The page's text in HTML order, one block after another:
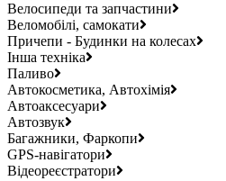
Велосипеди та запчастини
Веломобілі, самокати
Причепи - Будинки на колесах
Інша техніка
Паливо
Автокосметика, Автохімія
Автоаксесуари
Автозвук
Багажники, Фаркопи
GPS-навігатори
Відеореєстратори